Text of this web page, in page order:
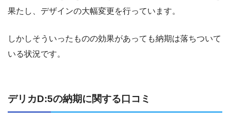
果たし、デザインの大幅変更を行っています。
しかしそういったものの効果があっても納期は落ちついて
いる状況です。
デリカD:5の納期に関する口コミ